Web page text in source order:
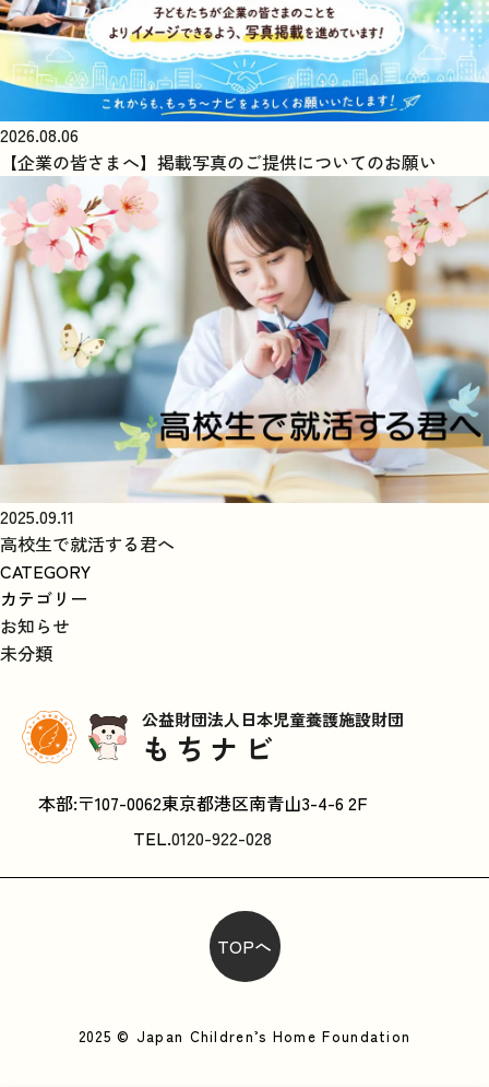
2026.08.06
【企業の皆さまへ】掲載写真のご提供についてのお願い
2025.09.11
高校生で就活する君へ
CATEGORY
カテゴリー
お知らせ
未分類
公益財団法人日本児童養護施設財団
もちナビ
本部:〒107-0062東京都港区南青山3-4-6 2F
TEL.0120-922-028
TOPへ
2025 © Japan Children’s Home Foundation